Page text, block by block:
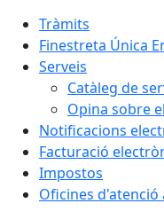
Tràmits
Finestreta Única
Serveis
Catàleg de
Opina sobre
Notificacions
Facturació
Impostos
Oficines d'atenció